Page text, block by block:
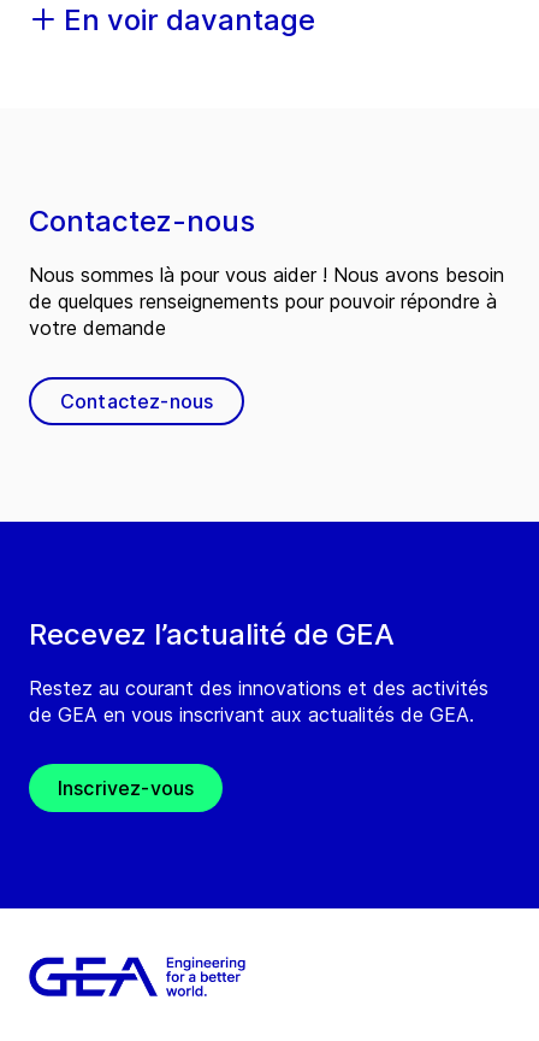
En voir davantage
Recevez l’actualité de GEA
Restez au courant des innovations et des activités
de GEA en vous inscrivant aux actualités de GEA.
Inscrivez-vous
Contactez-nous
Nous sommes là pour vous aider ! Nous avons besoin
de quelques renseignements pour pouvoir répondre à
votre demande
Contactez-nous